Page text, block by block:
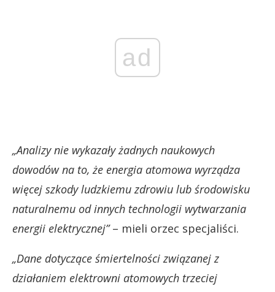
ad
„Analizy nie wykazały żadnych naukowych
dowodów na to, że energia atomowa wyrządza
więcej szkody ludzkiemu zdrowiu lub środowisku
naturalnemu od innych technologii wytwarzania
energii elektrycznej”– mieli orzec specjaliści.
„Dane dotyczące śmiertelności związanej z
działaniem elektrowni atomowych trzeciej